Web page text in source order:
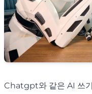
Chatgpt와 같은 AI 쓰